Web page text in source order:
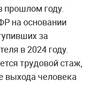
прошлом году.
на основании
за
в 2024 году.
трудовой стаж,
выхода человека